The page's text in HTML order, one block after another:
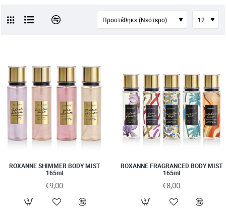
ROXANNE SHIMMER BODY MIST
165ml
€9,00
ROXANNE FRAGRANCED BODY MIST
165ml
€8,00